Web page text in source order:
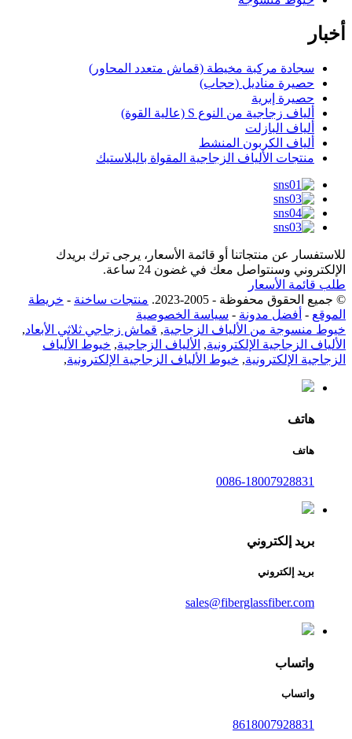
أخبار
سجادة مركبة مخيطة (قماش متعدد المحاور)
حصيرة مناديل (حجاب)
حصيرة إبرية
ألياف زجاجية من النوع S (عالية القوة)
ألياف البازلت
ألياف الكربون المنشط
منتجات الألياف الزجاجية المقواة بالبلاستيك
للاستفسار عن منتجاتنا أو قائمة الأسعار، يرجى ترك بريدك
الإلكتروني وسنتواصل معك في غضون 24 ساعة.
طلب قائمة الأسعار
© جميع الحقوق محفوظة - 2005-2023.
منتجات ساخنة - خريطة
الموقع - أفضل مدونة - سياسة الخصوصية
خيوط منسوجة من الألياف الزجاجية, قماش زجاجي ثلاثي الأبعاد,
الألياف الزجاجية الإلكترونية, الألياف الزجاجية, خيوط الألياف
الزجاجية الإلكترونية, خيوط الألياف الزجاجية الإلكترونية,
هاتف
هاتف
0086-18007928831
بريد إلكتروني
بريد إلكتروني
sales@fiberglassfiber.com
واتساب
واتساب
8618007928831